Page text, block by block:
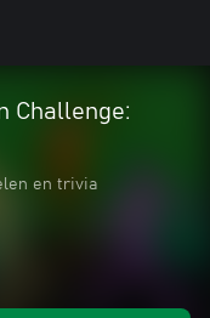
Challenge:
en trivia